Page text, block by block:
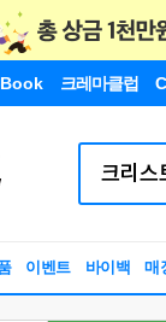
크레마클럽
이벤트 바이백 매